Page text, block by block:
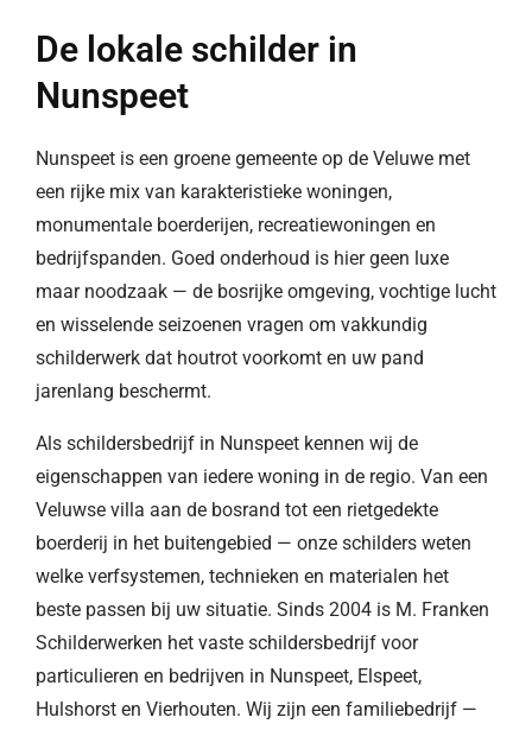
De lokale schilder in
Nunspeet
Nunspeet is een groene gemeente op de Veluwe met
een rijke mix van karakteristieke woningen,
monumentale boerderijen, recreatiewoningen en
bedrijfspanden. Goed onderhoud is hier geen luxe
maar noodzaak — de bosrijke omgeving, vochtige lucht
en wisselende seizoenen vragen om vakkundig
schilderwerk dat houtrot voorkomt en uw pand
jarenlang beschermt.
Als schildersbedrijf in Nunspeet kennen wij de
eigenschappen van iedere woning in de regio. Van een
Veluwse villa aan de bosrand tot een rietgedekte
boerderij in het buitengebied — onze schilders weten
welke verfsystemen, technieken en materialen het
beste passen bij uw situatie. Sinds 2004 is M. Franken
Schilderwerken het vaste schildersbedrijf voor
particulieren en bedrijven in Nunspeet, Elspeet,
Hulshorst en Vierhouten. Wij zijn een familiebedrijf —